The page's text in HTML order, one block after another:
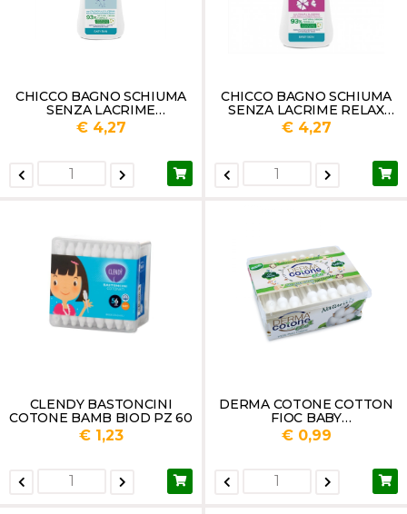
CHICCO BAGNO SCHIUMA
SENZA LACRIME
PROTEZIONE ML.500
€ 4,27
CHICCO BAGNO SCHIUMA
SENZA LACRIME RELAX
ML.500
€ 4,27
CLENDY BASTONCINI
COTONE BAMB BIOD PZ 60
€ 1,23
DERMA COTONE COTTON
FIOC BABY
BIODEGRADABILI PZ 60
€ 0,99